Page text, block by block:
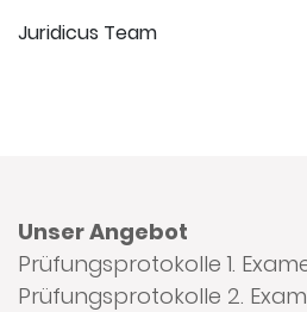
Juridicus Team
Unser Angebot
Prüfungsprotokolle 1.
Prüfungsprotokolle 2.